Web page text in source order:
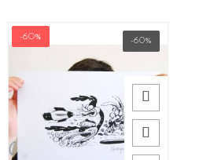
-60%
-60%